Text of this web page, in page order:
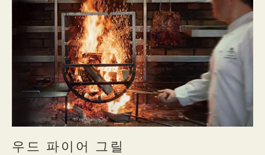
우드 파이어 그릴